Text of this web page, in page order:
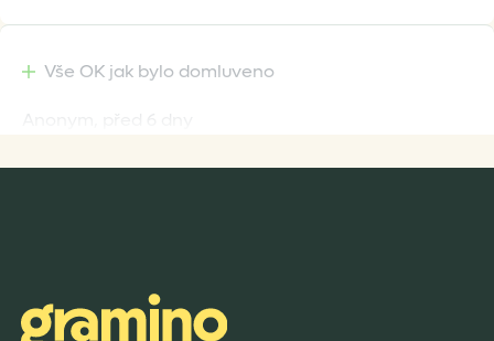
Vše OK jak bylo domluveno
Anonym,před 7 dny